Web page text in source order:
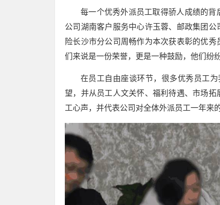
每一个优秀外派员工取得骄人成绩的
公司湖南客户服务中心许玉蓉、邮政集团
险长沙市分公司周畅作为本次获表彰的优
们来说是一份荣誉，更是一种鼓励，他们纷
在员工自由座谈环节，很多优秀员工
望，并从员工人文关怀、福利待遇、市场
工心声，并代表公司对全体外派员工一年来